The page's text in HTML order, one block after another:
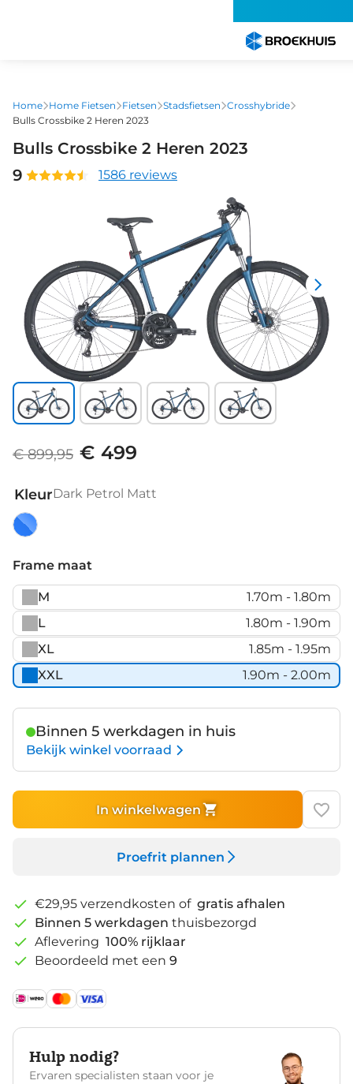
gaan
Home Home Fietsen Fietsen Stadsfietsen Crosshybride
Bulls Crossbike 2 Heren 2023
Bulls Crossbike 2 Heren 2023
9
1586 reviews
€ 899,95 € 499
KleurDark Petrol Matt
Petrol
Matt
Frame maat
M
1.70m - 1.80m
L
1.80m - 1.90m
XL
1.85m - 1.95m
XXL
1.90m - 2.00m
Binnen 5 werkdagen in huis
Bekijk winkel voorraad
In winkelwagen
Proefrit plannen
€29,95 verzendkosten of gratis afhalen
Binnen 5 werkdagen thuisbezorgd
Aflevering 100% rijklaar
Beoordeeld met een 9
Hulp nodig?
Ervaren specialisten staan voor je